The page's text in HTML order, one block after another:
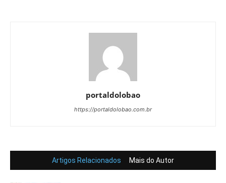
portaldolobao
https://portaldolobao.com.br
Artigos Relacionados Mais do Autor